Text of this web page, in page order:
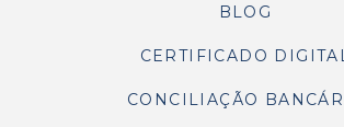
BLOG
CERTIFICADO
CONCILIAÇÃO